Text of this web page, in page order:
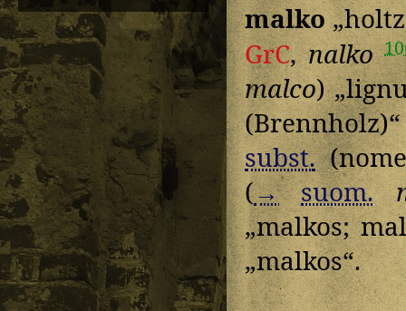
malko
GrC,nalko
malco)
subst.
(→ suom.
„malkos;
„malkos“.